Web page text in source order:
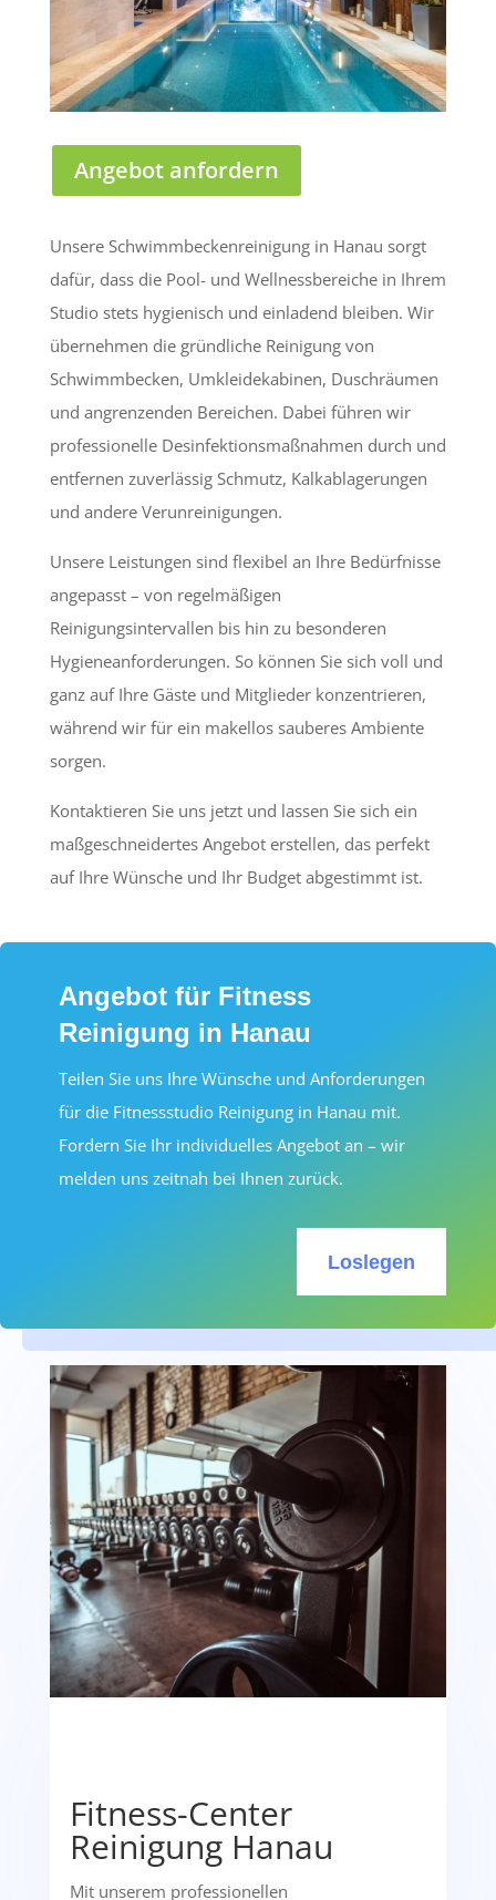
Angebot anfordern
Unsere Schwimmbeckenreinigung in Hanau sorgt
dafür, dass die Pool- und Wellnessbereiche in Ihrem
Studio stets hygienisch und einladend bleiben. Wir
übernehmen die gründliche Reinigung von
Schwimmbecken, Umkleidekabinen, Duschräumen
und angrenzenden Bereichen. Dabei führen wir
professionelle Desinfektionsmaßnahmen durch und
entfernen zuverlässig Schmutz, Kalkablagerungen
und andere Verunreinigungen.
Unsere Leistungen sind flexibel an Ihre Bedürfnisse
angepasst – von regelmäßigen
Reinigungsintervallen bis hin zu besonderen
Hygieneanforderungen. So können Sie sich voll und
ganz auf Ihre Gäste und Mitglieder konzentrieren,
während wir für ein makellos sauberes Ambiente
sorgen.
Kontaktieren Sie uns jetzt und lassen Sie sich ein
maßgeschneidertes Angebot erstellen, das perfekt
auf Ihre Wünsche und Ihr Budget abgestimmt ist.
Angebot für Fitness
Reinigung in Hanau
Teilen Sie uns Ihre Wünsche und Anforderungen
für die Fitnessstudio Reinigung in Hanau mit.
Fordern Sie Ihr individuelles Angebot an – wir
melden uns zeitnah bei Ihnen zurück.
Loslegen
Fitness-Center
Reinigung Hanau
Mit unserem professionellen